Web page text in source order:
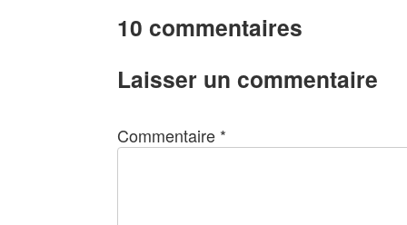
10 commentaires
Laisser un commentaire
Commentaire *